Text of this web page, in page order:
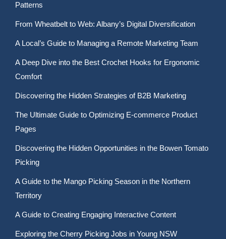
Patterns
From Wheatbelt to Web: Albany’s Digital Diversification
A Local’s Guide to Managing a Remote Marketing Team
A Deep Dive into the Best Crochet Hooks for Ergonomic
Comfort
Discovering the Hidden Strategies of B2B Marketing
The Ultimate Guide to Optimizing E-commerce Product
Pages
Discovering the Hidden Opportunities in the Bowen Tomato
Picking
A Guide to the Mango Picking Season in the Northern
Territory
A Guide to Creating Engaging Interactive Content
Exploring the Cherry Picking Jobs in Young NSW